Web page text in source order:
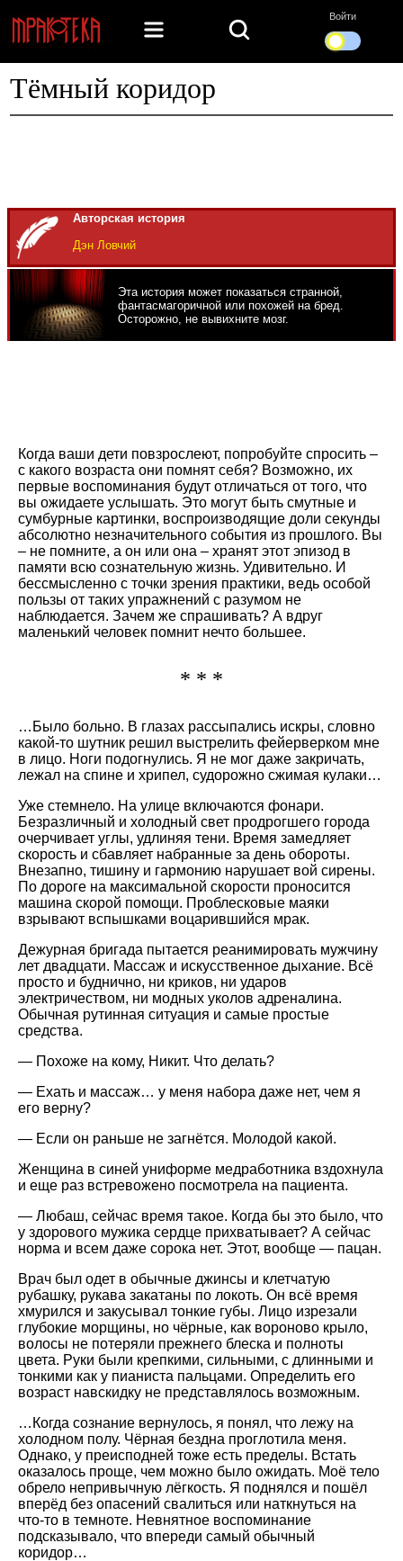
Войти
Тёмный коридор
Авторская история
Дэн Ловчий
Эта история может показаться странной,
фантасмагоричной или похожей на бред.
Осторожно, не вывихните мозг.
Когда ваши дети повзрослеют, попробуйте спросить –
с какого возраста они помнят себя? Возможно, их
первые воспоминания будут отличаться от того, что
вы ожидаете услышать. Это могут быть смутные и
сумбурные картинки, воспроизводящие доли секунды
абсолютно незначительного события из прошлого. Вы
– не помните, а он или она – хранят этот эпизод в
памяти всю сознательную жизнь. Удивительно. И
бессмысленно с точки зрения практики, ведь особой
пользы от таких упражнений с разумом не
наблюдается. Зачем же спрашивать? А вдруг
маленький человек помнит нечто большее.
* * *
…Было больно. В глазах рассыпались искры, словно
какой-то шутник решил выстрелить фейерверком мне
в лицо. Ноги подогнулись. Я не мог даже закричать,
лежал на спине и хрипел, судорожно сжимая кулаки…
Уже стемнело. На улице включаются фонари.
Безразличный и холодный свет продрогшего города
очерчивает углы, удлиняя тени. Время замедляет
скорость и сбавляет набранные за день обороты.
Внезапно, тишину и гармонию нарушает вой сирены.
По дороге на максимальной скорости проносится
машина скорой помощи. Проблесковые маяки
взрывают вспышками воцарившийся мрак.
Дежурная бригада пытается реанимировать мужчину
лет двадцати. Массаж и искусственное дыхание. Всё
просто и буднично, ни криков, ни ударов
электричеством, ни модных уколов адреналина.
Обычная рутинная ситуация и самые простые
средства.
— Похоже на кому, Никит. Что делать?
— Ехать и массаж… у меня набора даже нет, чем я
его верну?
— Если он раньше не загнётся. Молодой какой.
Женщина в синей униформе медработника вздохнула
и еще раз встревожено посмотрела на пациента.
— Любаш, сейчас время такое. Когда бы это было, что
у здорового мужика сердце прихватывает? А сейчас
норма и всем даже сорока нет. Этот, вообще — пацан.
Врач был одет в обычные джинсы и клетчатую
рубашку, рукава закатаны по локоть. Он всё время
хмурился и закусывал тонкие губы. Лицо изрезали
глубокие морщины, но чёрные, как вороново крыло,
волосы не потеряли прежнего блеска и полноты
цвета. Руки были крепкими, сильными, с длинными и
тонкими как у пианиста пальцами. Определить его
возраст навскидку не представлялось возможным.
…Когда сознание вернулось, я понял, что лежу на
холодном полу. Чёрная бездна проглотила меня.
Однако, у преисподней тоже есть пределы. Встать
оказалось проще, чем можно было ожидать. Моё тело
обрело непривычную лёгкость. Я поднялся и пошёл
вперёд без опасений свалиться или наткнуться на
что-то в темноте. Невнятное воспоминание
подсказывало, что впереди самый обычный
коридор…